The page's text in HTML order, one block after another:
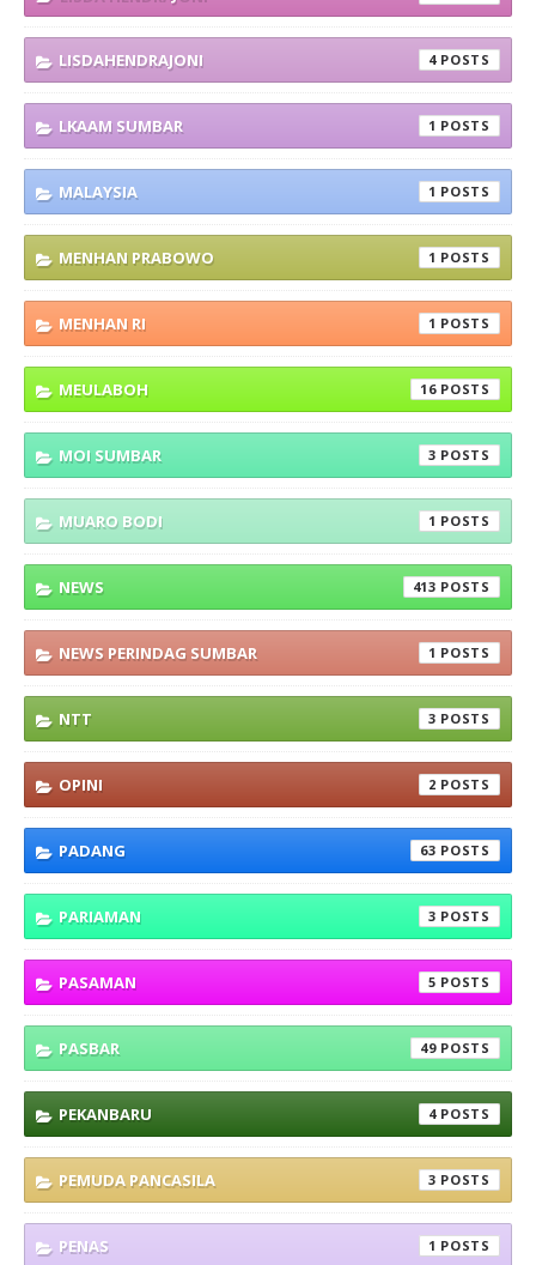
LISDAHENDRAJONI 4
LKAAM SUMBAR 1
MALAYSIA 1
MENHAN PRABOWO 1
MENHAN RI 1
MEULABOH 16
MOI SUMBAR 3
MUARO BODI 1
NEWS 413
NEWS PERINDAG SUMBAR 1
NTT 3
OPINI 2
PADANG 63
PARIAMAN 3
PASAMAN 5
PASBAR 49
PEKANBARU 4
PEMUDA PANCASILA 3
PENAS 1